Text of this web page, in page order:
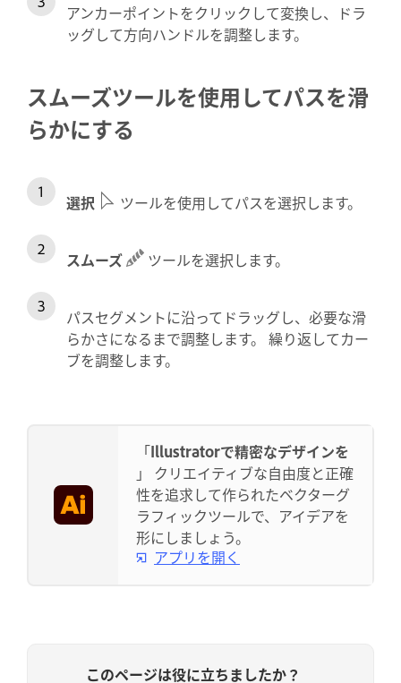
アンカーポイントをクリックして変換し、ドラ
ッグして方向ハンドルを調整します。
スムーズツールを使用してパスを滑
らかにする
選択 ツールを使用してパスを選択します。
スムーズ ツールを選択します。
パスセグメントに沿ってドラッグし、必要な滑
らかさになるまで調整します。 繰り返してカー
ブを調整します。
「Illustratorで精密なデザインを
」 クリエイティブな自由度と正確
性を追求して作られたベクターグ
ラフィックツールで、アイデアを
形にしましょう。
アプリを開く
このページは役に立ちましたか？